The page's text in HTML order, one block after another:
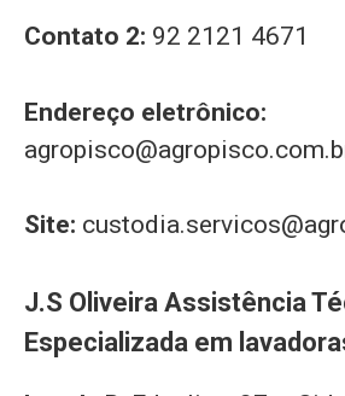
Contato 2: 92 2121 4671
Endereço eletrônico:
Site:
J.S Oliveira Assistência
Especializada em